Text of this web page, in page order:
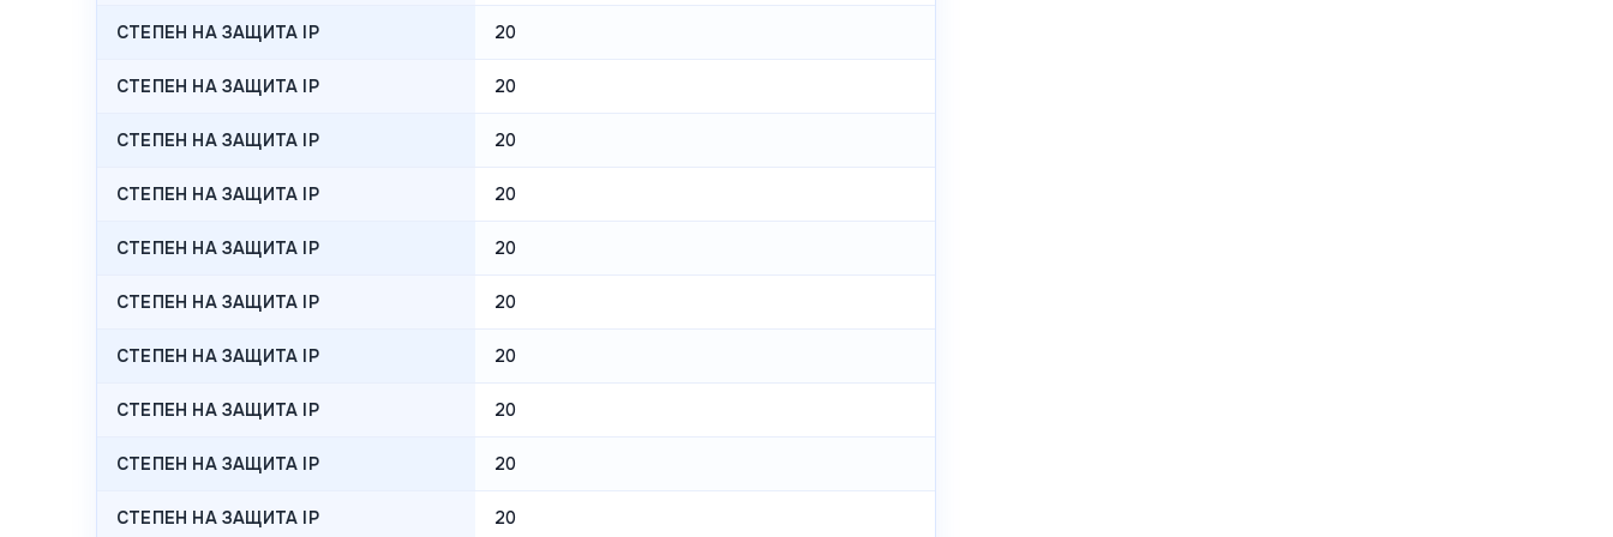
СТЕПЕН НА ЗАЩИТА IP 20
СТЕПЕН НА ЗАЩИТА IP 20
СТЕПЕН НА ЗАЩИТА IP 20
СТЕПЕН НА ЗАЩИТА IP 20
СТЕПЕН НА ЗАЩИТА IP 20
СТЕПЕН НА ЗАЩИТА IP 20
СТЕПЕН НА ЗАЩИТА IP 20
СТЕПЕН НА ЗАЩИТА IP 20
СТЕПЕН НА ЗАЩИТА IP 20
СТЕПЕН НА ЗАЩИТА IP 20